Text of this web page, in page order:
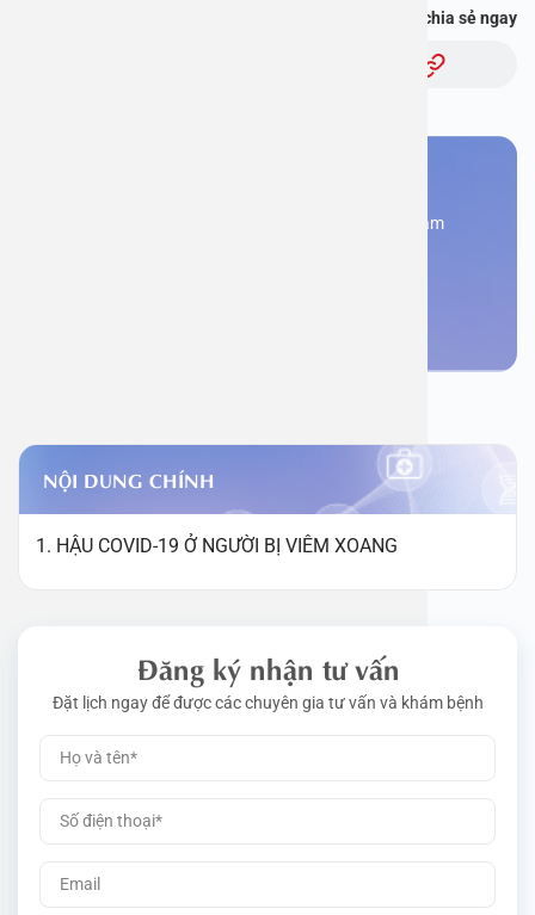
Bạn thấy thông tin này hữu ích, chia sẻ ngay
Đăng kí ngay để được các chuyên gia tư vấn và khám
NỘI DUNG CHÍNH
1. HẬU COVID-19 Ở NGƯỜI BỊ VIÊM XOANG
Đăng ký nhận tư vấn
Đặt lịch ngay để được các chuyên gia tư vấn và khám bệnh